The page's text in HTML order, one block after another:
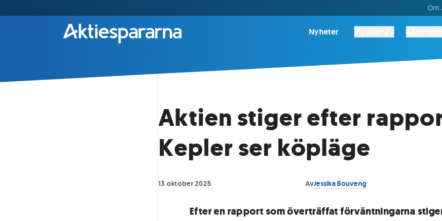
Om
Nyheter
Aktien stiger efter
Kepler ser köpläge
13 oktober 2025 AvJessika Bouveng
Efter en rapport som överträffat förväntningarna